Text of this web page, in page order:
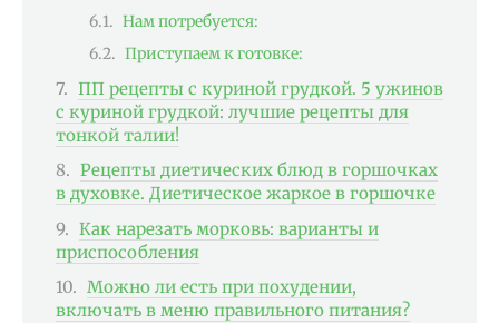
Нам потребуется:
Приступаем к готовке:
ПП рецепты с куриной грудкой. 5 ужинов
с куриной грудкой: лучшие рецепты для
тонкой талии!
Рецепты диетических блюд в горшочках
в духовке. Диетическое жаркое в горшочке
Как нарезать морковь: варианты и
приспособления
Можно ли есть при похудении,
включать в меню правильного питания?